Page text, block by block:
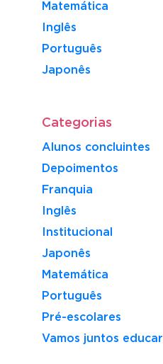
Matemática
Inglês
Português
​Japonês
Categorias
Alunos concluintes
Depoimentos
Franquia
Inglês
Institucional
Japonês
Matemática
Português
Pré-escolares
Vamos juntos educar